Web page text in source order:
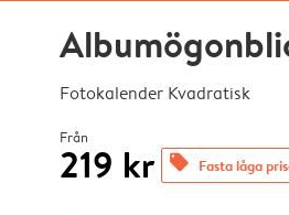
Fotokalender Kvadratisk
Från
219 kr offers Fasta låga